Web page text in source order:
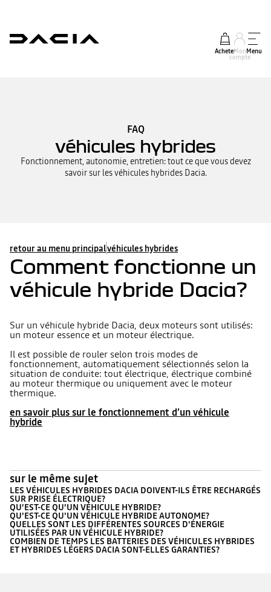
AcheterMon
compte
Menu
FAQ
véhicules hybrides
Fonctionnement, autonomie, entretien: tout ce que vous devez
savoir sur les véhicules hybrides Dacia.
retour au menu principalvéhicules hybrides
Comment fonctionne un
véhicule hybride Dacia?
Sur un véhicule hybride Dacia, deux moteurs sont utilisés:
un moteur essence et un moteur électrique.
Il est possible de rouler selon trois modes de
fonctionnement, automatiquement sélectionnés selon la
situation de conduite: tout électrique, électrique combiné
au moteur thermique ou uniquement avec le moteur
thermique.
en savoir plus sur le fonctionnement d’un véhicule
hybride
sur le même sujet
LES VÉHICULES HYBRIDES DACIA DOIVENT-ILS ÊTRE RECHARGÉS
SUR PRISE ÉLECTRIQUE?
QU’EST-CE QU’UN VÉHICULE HYBRIDE?
QU'EST-CE QU'UN VÉHICULE HYBRIDE AUTONOME?
QUELLES SONT LES DIFFÉRENTES SOURCES D'ÉNERGIE
UTILISÉES PAR UN VÉHICULE HYBRIDE?
COMBIEN DE TEMPS LES BATTERIES DES VÉHICULES HYBRIDES
ET HYBRIDES LÉGERS DACIA SONT-ELLES GARANTIES?